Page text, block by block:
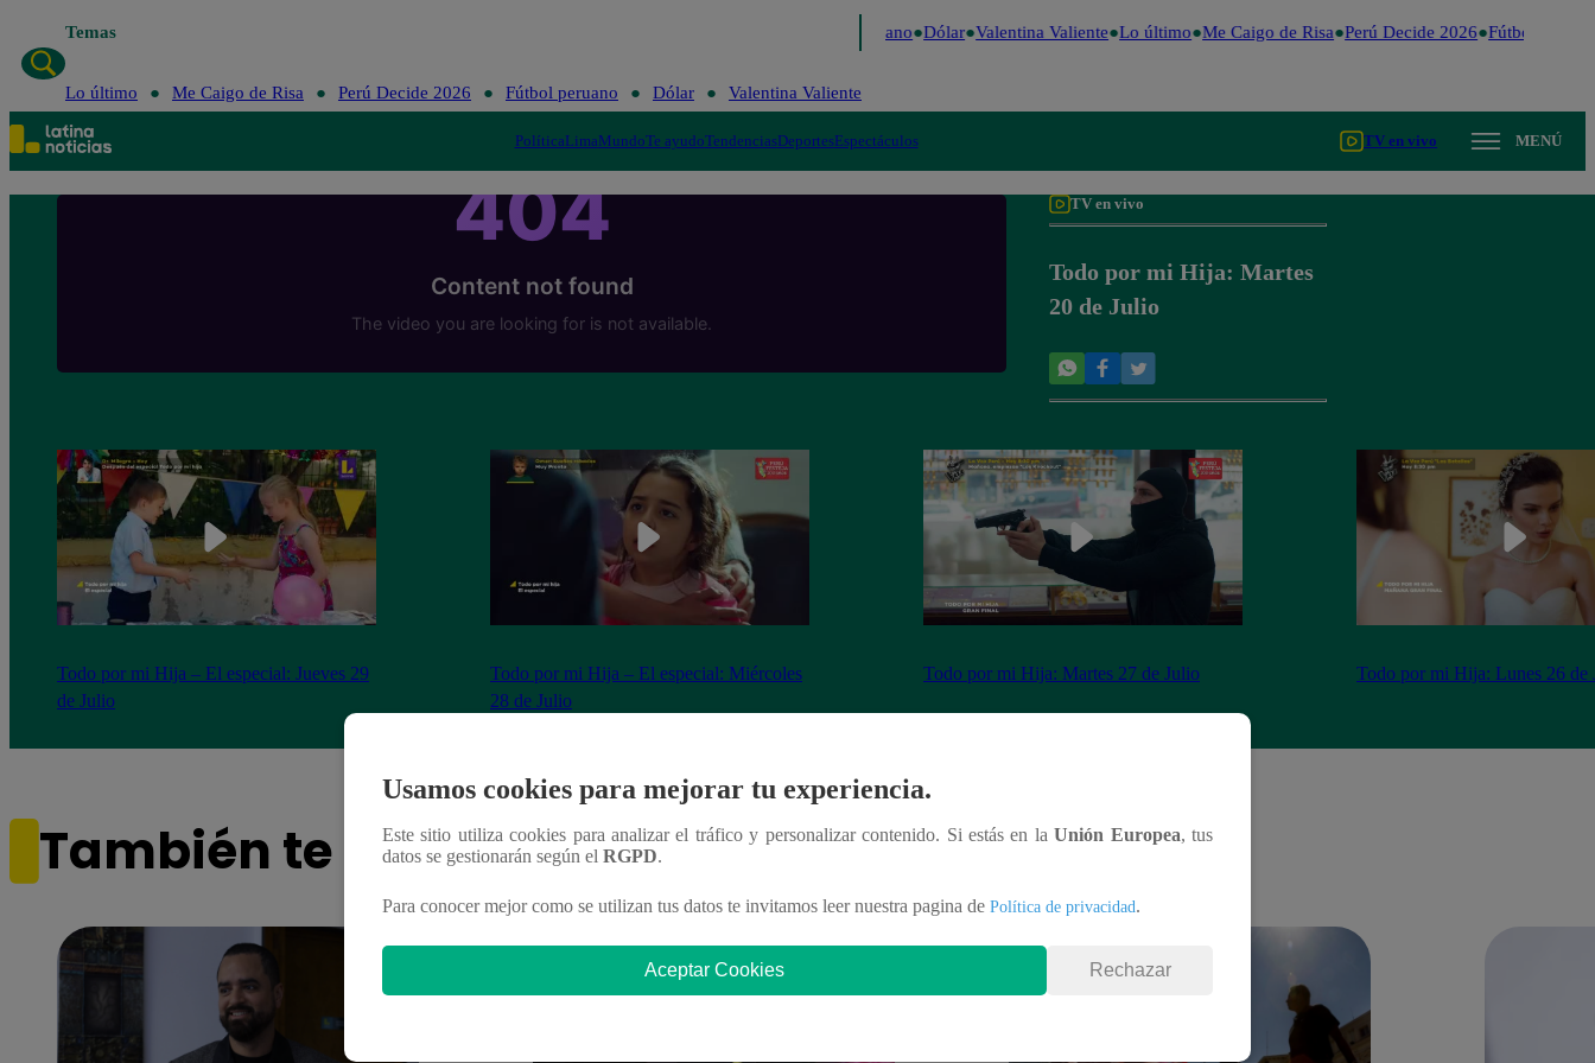
Temas Fútbol peruano Dólar Valentina Valiente Lo último Me Caigo de Risa Perú Decide 2026 Fútbol peruano
Lo último Me Caigo de Risa Perú Decide 2026 Fútbol peruano Dólar Valentina Valiente
PolíticaLimaMundoTe ayudoTendenciasDeportesEspectáculos TV en vivo MENÚ
TV en vivo
Todo por mi Hija: Martes
20 de Julio
Todo por mi Hija – El especial: Jueves 29
de Julio
Todo por mi Hija – El especial: Miércoles
28 de Julio
Todo por mi Hija: Martes 27 de Julio Todo por mi Hija: Lunes 26 de
También te puede interesar
Usamos cookies para mejorar tu experiencia.
Este sitio utiliza cookies para analizar el tráfico y personalizar contenido. Si estás en laUnión Europea, tus
datos se gestionarán según el RGPD.
Para conocer mejor como se utilizan tus datos te invitamos leer nuestra pagina de Política de privacidad.
Aceptar Cookies Rechazar